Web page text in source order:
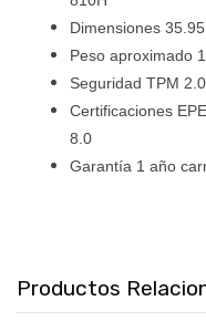
Dimensiones
Peso aproximado
Seguridad TPM
Certificaciones
8.0
Garantía 1 año
Productos